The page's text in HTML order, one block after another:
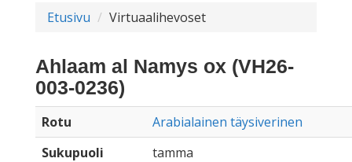
Etusivu Virtuaalihevoset
Ahlaam al Namys ox (VH26-
003-0236)
Rotu
Arabialainen täysiverinen
Sukupuoli
tamma